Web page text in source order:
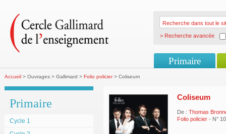
> Recherche avancée
Primaire
Accueil > Ouvrages > Gallimard > Folio policier> Coliseum
Primaire
Cycle 1
Coliseum
De : Thomas
Folio policier - N°